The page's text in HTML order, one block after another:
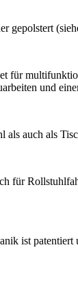
gepolstert
für
und
als auch als
für
ist patentiert